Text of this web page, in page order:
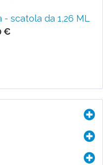
scatola da 1,26 ML
€